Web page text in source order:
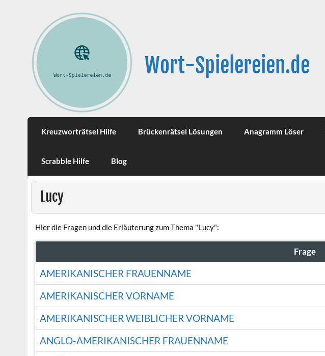
Wort-Spielereien.de
Kreuzworträtsel Hilfe Brückenrätsel Lösungen Anagramm Löser
Scrabble Hilfe Blog
Lucy
Hier die Fragen und die Erläuterung zum Thema "Lucy":
Frage
AMERIKANISCHER FRAUENNAME
AMERIKANISCHER VORNAME
AMERIKANISCHER WEIBLICHER VORNAME
ANGLO-AMERIKANISCHER FRAUENNAME